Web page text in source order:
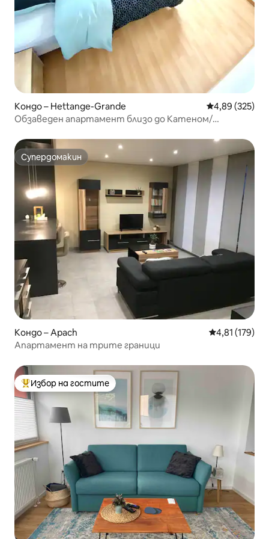
Кондо – Hettange-Grande Средна
4,89 (325)
Обзаведен апартамент близо до Катеном/
Супердомакин
Супердомакин
Кондо – Apach Средна
4,81 (179)
Апартамент на трите граници
Най-популярен избор на гостите
Избор на гостите